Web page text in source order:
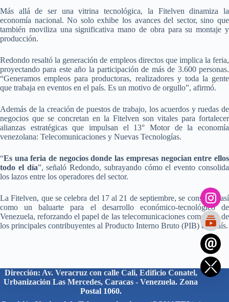
Más allá de ser una vitrina tecnológica, la Fitelven dinamiza la
economía nacional. No solo exhibe los avances del sector, sino que
también moviliza una significativa mano de obra para su montaje y
producción.
Redondo resaltó la generación de empleos directos que implica la feria,
proyectando para este año la participación de más de 3.600 personas.
“Generamos empleos para productoras, realizadores y toda la gente
que trabaja en eventos en el país. Es un motivo de orgullo”, afirmó.
Además de la creación de puestos de trabajo, los acuerdos y ruedas de
negocios que se concretan en la Fitelven son vitales para fortalecer
alianzas estratégicas que impulsan el 13° Motor de la economía
venezolana: Telecomunicaciones y Nuevas Tecnologías.
“Es una feria de negocios donde las empresas negocian entre ellos
todo el día”, señaló Redondo, subrayando cómo el evento consolida
los lazos entre los operadores del sector.
La Fitelven, que se celebra del 17 al 21 de septiembre, se consolida así
como un baluarte para el desarrollo económico-tecnológico de
Venezuela, reforzando el papel de las telecomunicaciones como uno de
los principales contribuyentes al Producto Interno Bruto (PIB) del país.
Dirección: Av. Veracruz con calle Cali, Edificio Conatel,
Urbanización Las Mercedes, Caracas - Venezuela. Zona
Postal 1060.